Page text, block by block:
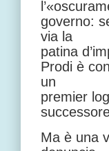
governo:
via la
patina
Prodi è
un
premier
Ma è una